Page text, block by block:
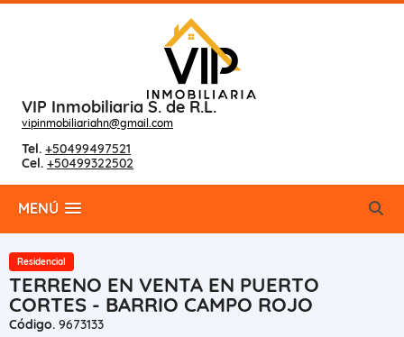
VIP Inmobiliaria S. de R.L.
vipinmobiliariahn@gmail.com
Tel. +50499497521
Cel. +50499322502
MENÚ
Residencial
TERRENO EN VENTA EN PUERTO
CORTES - BARRIO CAMPO ROJO
Código. 9673133